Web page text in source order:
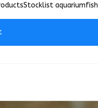
Stocklist aquariumfish